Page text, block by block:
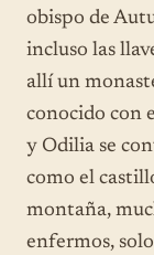
obispo de
incluso las
allí un
conocido con
y Odilia se
como el
montaña,
enfermos,